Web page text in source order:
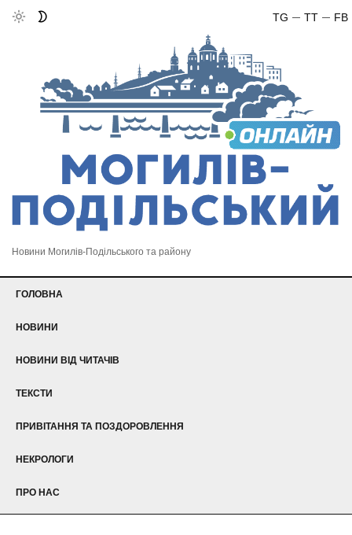
FB
TT
TG
Новини Могилів-Подільського та району
ГОЛОВНА
НОВИНИ
НОВИНИ ВІД ЧИТАЧІВ
ТЕКСТИ
ПРИВІТАННЯ ТА ПОЗДОРОВЛЕННЯ
НЕКРОЛОГИ
ПРО НАС